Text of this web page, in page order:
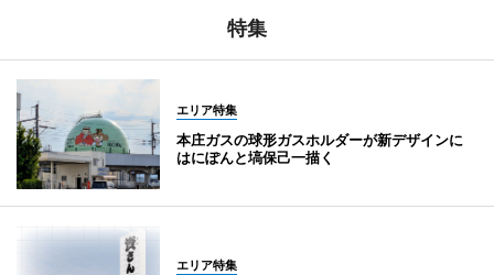
特集
エリア特集
本庄ガスの球形ガスホルダーが新デザインに
はにぽんと塙保己一描く
エリア特集